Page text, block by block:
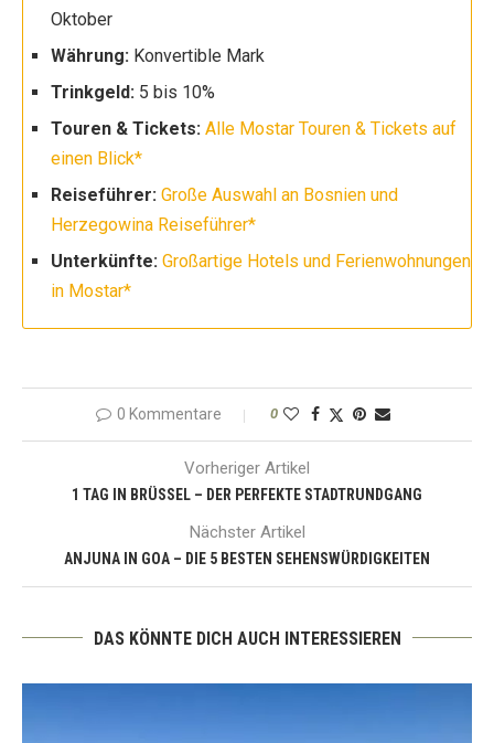
Oktober
Währung: Konvertible Mark
Trinkgeld: 5 bis 10%
Touren & Tickets: Alle Mostar Touren & Tickets auf
einen Blick*
Reiseführer: Große Auswahl an Bosnien und
Herzegowina Reiseführer*
Unterkünfte: Großartige Hotels und Ferienwohnungen
in Mostar*
0 Kommentare 0
Vorheriger Artikel
1 TAG IN BRÜSSEL – DER PERFEKTE STADTRUNDGANG
Nächster Artikel
ANJUNA IN GOA – DIE 5 BESTEN SEHENSWÜRDIGKEITEN
DAS KÖNNTE DICH AUCH INTERESSIEREN